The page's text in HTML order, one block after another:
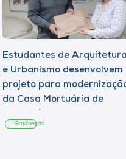
Estudantes de Arquitetura
e Urbanismo desenvolvem
projeto para
da Casa Mortuária de
Graduação